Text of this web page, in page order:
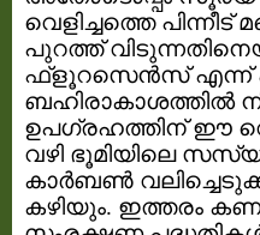
വെളിച്ചത്തെ
പുറത്ത്
ഫ്ളൂറസെൻസ് എന്ന്
ബഹിരാകാശത്തിൽ
ഉപഗ്രഹത്തിന് ഈ
വഴി ഭൂമിയിലെ
കാർബൺ
കഴിയും. ഇത്തരം